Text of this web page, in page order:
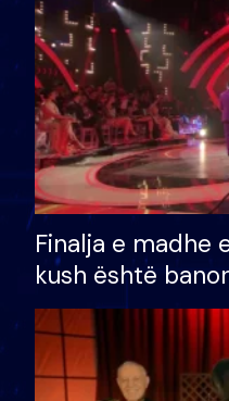
Finalja e madhe
kush është
shtëpinë dhe
të fituar çmimin